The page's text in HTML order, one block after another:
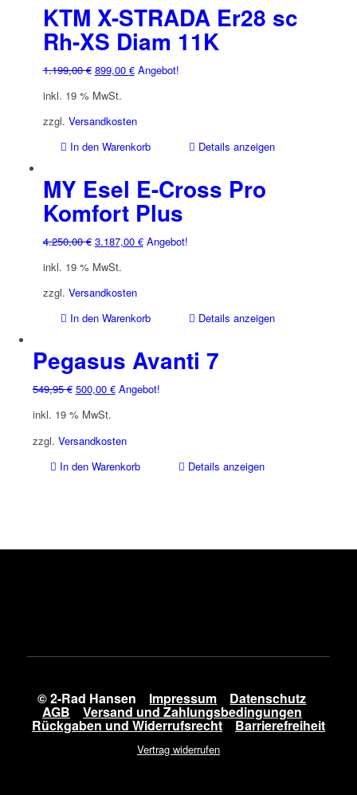
KTM X-STRADA Er28 sc
Rh-XS Diam 11K
1.199,00€ Ursprünglicher
war:
1.199,00 €
899,00 €Aktueller
899,00 €.
Angebot!
inkl. 19 % MwSt.
zzgl. Versandkosten
In den Warenkorb
Details anzeigen
MY Esel E-Cross Pro
Komfort Plus
4.250,00€ Ursprünglicher
war:
4.250,00 €
3.187,00 €Aktueller
Angebot!
inkl. 19 % MwSt.
zzgl. Versandkosten
In den Warenkorb
Details anzeigen
Pegasus Avanti 7
549,95€ Ursprünglicher
war:
549,95 €
500,00 €Aktueller
500,00 €.
Angebot!
inkl. 19 % MwSt.
zzgl. Versandkosten
In den Warenkorb
Details anzeigen
© 2-Rad Hansen Impressum Datenschutz
AGB Versand und Zahlungsbedingungen
Rückgaben und Widerrufsrecht Barrierefreiheit
Vertrag widerrufen